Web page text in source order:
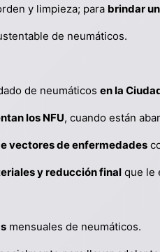
y limpieza; para brindar
de neumáticos.
de neumáticos en la
los NFU, cuando están
vectores de enfermedades
y reducción final que le
mensuales de neumáticos.